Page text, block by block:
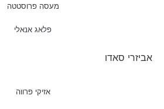
מעסה פרוסטטה
פלאג אנאלי
אביזרי סאדו
אזיקי פרווה